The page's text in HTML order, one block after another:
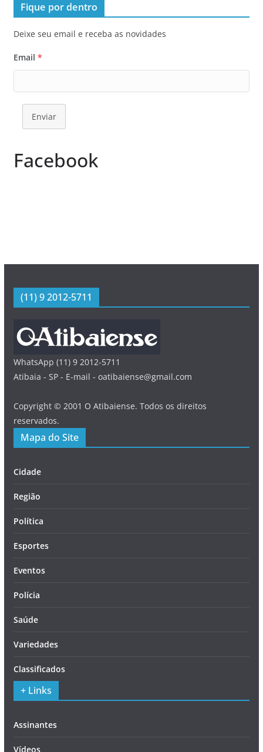
Fique por dentro
Deixe seu email e receba as novidades
Email *
Enviar
Facebook
(11) 9 2012-5711
WhatsApp (11) 9 2012-5711
Atibaia - SP - E-mail - oatibaiense@gmail.com
Copyright © 2001 O Atibaiense. Todos os direitos
reservados.
Mapa do Site
Cidade
Região
Política
Esportes
Eventos
Polícia
Saúde
Variedades
Classificados
+ Links
Assinantes
Vídeos